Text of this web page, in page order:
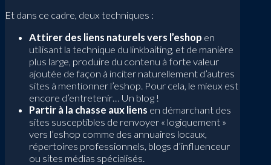
Et dans ce cadre, deux techniques :
Attirer des liens naturels vers l’eshop en
utilisant la technique du linkbaiting, et de manière
plus large, produire du contenu à forte valeur
ajoutée de façon à inciter naturellement d’autres
sites à mentionner l’eshop. Pour cela, le mieux est
encore d’entretenir… Un blog !
Partir à la chasse aux liens en démarchant des
sites susceptibles de renvoyer « logiquement »
vers l’eshop comme des annuaires locaux,
répertoires professionnels, blogs d’influenceur
ou sites médias spécialisés.